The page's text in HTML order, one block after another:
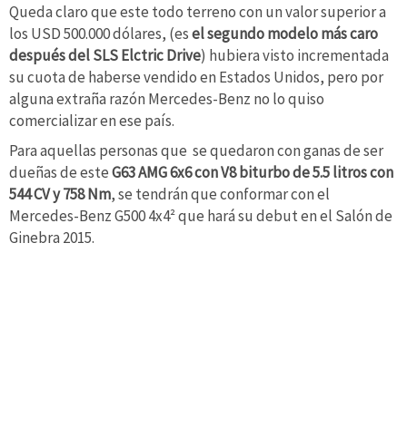
Queda claro que este todo terreno con un valor superior a
los USD 500.000 dólares, (esel segundo modelo más caro
después del SLS Elctric Drive) hubiera visto incrementada
su cuota de haberse vendido en Estados Unidos, pero por
alguna extraña razón Mercedes-Benz no lo quiso
comercializar en ese país.
Para aquellas personas que se quedaron con ganas de ser
dueñas de esteG63 AMG 6x6 con V8 biturbo de 5.5 litros con
544 CV y 758 Nm, se tendrán que conformar con el
Mercedes-Benz G500 4x4² que hará su debut en el Salón de
Ginebra 2015.